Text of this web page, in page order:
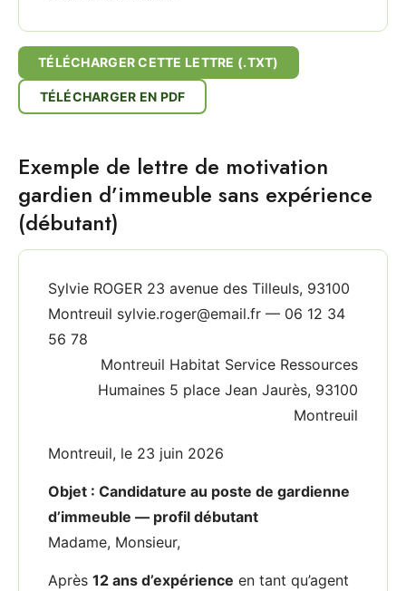
TÉLÉCHARGER CETTE LETTRE (.TXT)
TÉLÉCHARGER EN PDF
Exemple de lettre de motivation
gardien d’immeuble sans expérience
(débutant)
Sylvie ROGER 23 avenue des Tilleuls, 93100
Montreuil sylvie.roger@email.fr — 06 12 34
56 78
Montreuil Habitat Service Ressources
Humaines 5 place Jean Jaurès, 93100
Montreuil
Montreuil, le 23 juin 2026
Objet : Candidature au poste de gardienne
d’immeuble — profil débutant
Madame, Monsieur,
Après 12 ans d’expérience en tant qu’agent